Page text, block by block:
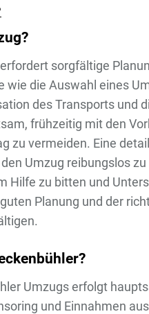
sorgfältige
wie die Auswahl eines
des Transports und
frühzeitig mit den
zu vermeiden. Eine
Umzug reibungslos
Hilfe zu bitten und
Planung und der
Umzugs erfolgt
und Einnahmen